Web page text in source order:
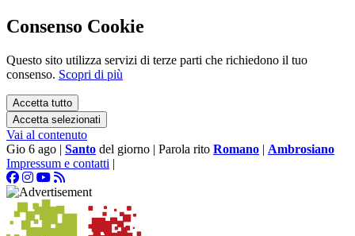
Consenso Cookie
Questo sito utilizza servizi di terze parti che richiedono il tuo
consenso. Scopri di più
Accetta tutto
Accetta selezionati
Vai al contenuto
Gio 6 ago | Santo del giorno | Parola rito Romano | Ambrosiano
Impressum e contatti |